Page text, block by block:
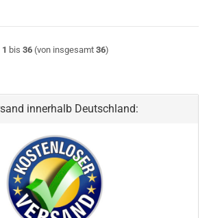
1 bis 36 (von insgesamt 36)
innerhalb Deutschland: